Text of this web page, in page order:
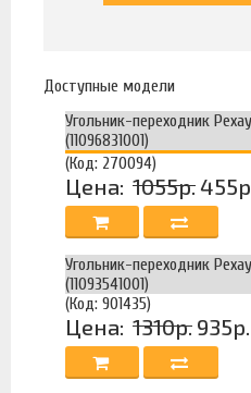
Доступные модели
Угольник-переходник
(11096831001)
(Код: 270094)
Цена: 1055р.
Угольник-переходник
(11093541001)
(Код: 901435)
Цена: 1310р. 935р.